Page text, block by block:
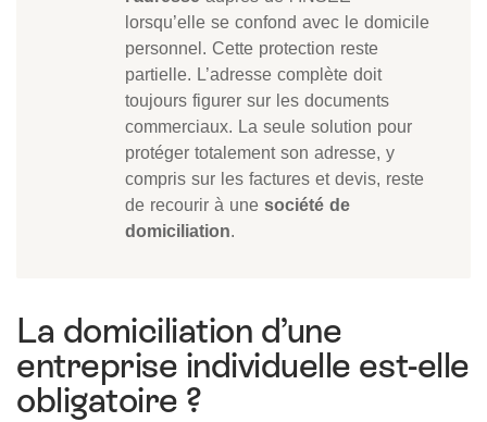
lorsqu’elle se confond avec le domicile
personnel. Cette protection reste
partielle. L’adresse complète doit
toujours figurer sur les documents
commerciaux. La seule solution pour
protéger totalement son adresse, y
compris sur les factures et devis, reste
de recourir à une société de
domiciliation.
La domiciliation d’une
entreprise individuelle est-elle
obligatoire ?